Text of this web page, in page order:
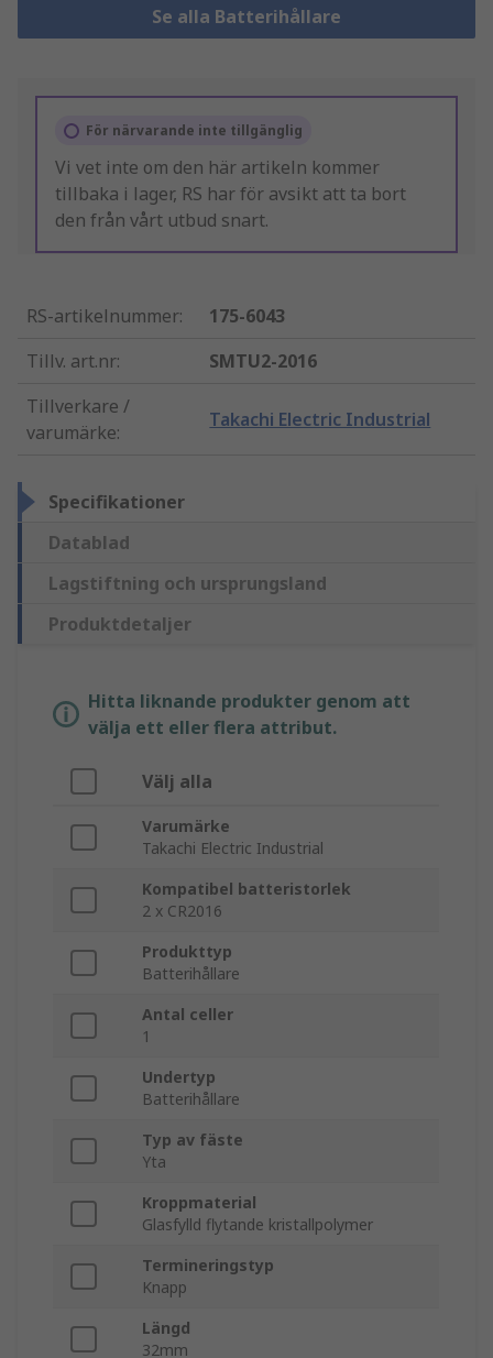
Se alla Batterihållare
För närvarande inte tillgänglig
Vi vet inte om den här artikeln kommer
tillbaka i lager, RS har för avsikt att ta bort
den från vårt utbud snart.
RS-artikelnummer:
175-6043
Tillv. art.nr:
SMTU2-2016
Tillverkare /
varumärke:
Takachi Electric Industrial
Specifikationer
Datablad
Lagstiftning och ursprungsland
Produktdetaljer
Hitta liknande produkter genom att
välja ett eller flera attribut.
Välj alla
Varumärke
Takachi Electric Industrial
Kompatibel batteristorlek
2 x CR2016
Produkttyp
Batterihållare
Antal celler
1
Undertyp
Batterihållare
Typ av fäste
Yta
Kroppmaterial
Glasfylld flytande kristallpolymer
Termineringstyp
Knapp
Längd
32mm